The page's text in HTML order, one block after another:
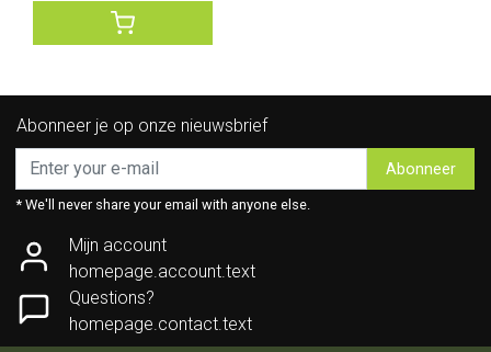
Abonneer je op onze nieuwsbrief
Abonneer
* We'll never share your email with anyone else.
Mijn account
homepage.account.text
Questions?
homepage.contact.text